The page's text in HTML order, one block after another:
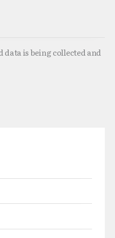
data is being collected and